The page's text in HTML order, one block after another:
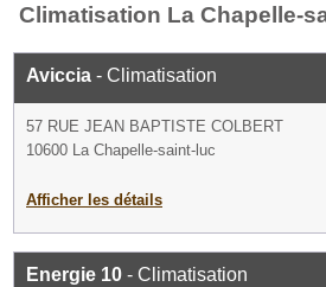
Climatisation La Chapelle-
Aviccia - Climatisation
57 RUE JEAN BAPTISTE COLBERT
10600 La Chapelle-saint-luc
Afficher les détails
Energie 10 - Climatisation